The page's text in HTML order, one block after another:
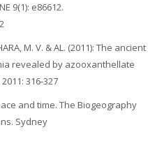
9(1): e86612.
M. V. & AL. (2011): The ancient
revealed by azooxanthellate
316-327
and time. The Biogeography
Sydney